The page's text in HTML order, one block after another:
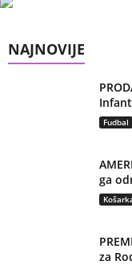
NAJNOVIJE
Fudbal
ga
za